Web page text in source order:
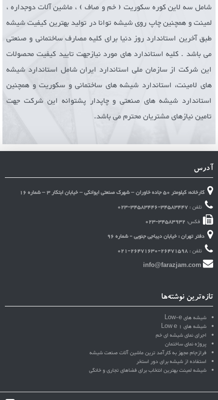
شامل سه لاین کوره سکوریت ( خم و صاف ) ، ماشین آلات دوجداره ،
لمینت و همچنین چاپ روی شیشه توانا در تولید بهترین کیفیت شیشه
طبق آخرین استاندارد روز دنیا برای کلیه مصارف ساختمانی و صنعتی
می باشد . کلیه استاندارد های مورد نیازجهت تایید کیفیت محصولات
این شرکت از سازمان ملی استاندارد ایران شامل استاندارد شیشه
های لامینت، استاندارد شیشه های ساختمانی و سکوریت و همچنین
استاندارد شیشه های صنعتی و چاپدار پشتوانه این شرکت جهت
تامین نیازهای مشتریان محترم می باشد.
آدرس
کارخانه: کیلومتر 50 جاده خاوران – شهرک صنعتی ایوانکی – خیابان ابتکار 3 – شماره 16
تلفن :023-34583446-34583447
فکس: 023-34583932
دفتر تهران : خیابان دیباجی جنوبی - شماره 96
تلفن :021-26471630-26471598
info@farazjam.com
تازه‌ترین نوشته‌ها
شیشه های Low-e
شیشه های Low e 1
اجرای نمای شیشه ای خم
پروژه نمای ساختمان
فرازجام مجهز به کارآمد ترین ماشین آلات صنعت شیشه
استفاده از شیشه برای دور استخر
شیشه لمینت بهترین انتخاب برای فضاهای تجاری و خانگی